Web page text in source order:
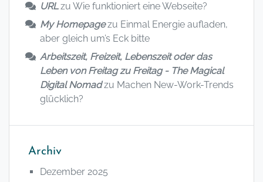
URLzu Wie funktioniert eine Webseite?
My Homepagezu Einmal Energie aufladen,
aber gleich um’s Eck bitte
Arbeitszeit, Freizeit, Lebenszeit oder das
Leben von Freitag zu Freitag - The Magical
Digital Nomadzu Machen New-Work-Trends
glücklich?
Archiv
Dezember 2025